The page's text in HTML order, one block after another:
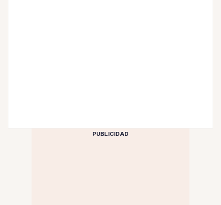
PUBLICIDAD